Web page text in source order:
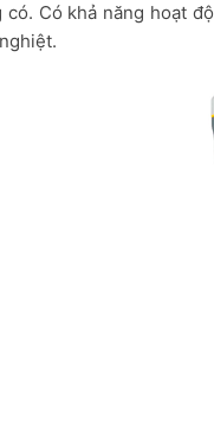
Có khả năng hoạt